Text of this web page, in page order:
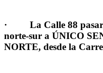
· La Calle 88
norte-sur a ÚNICO
NORTE, desde la